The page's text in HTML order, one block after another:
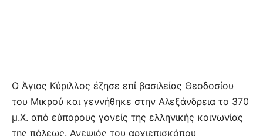
Ο Άγιος Κύριλλος έζησε επί βασιλείας Θεοδοσίου
του Μικρού και γεννήθηκε στην Αλεξάνδρεια το 370
μ.Χ. από εύπορους γονείς της ελληνικής κοινωνίας
της πόλεως. Ανεψιός του αρχιεπισκόπου